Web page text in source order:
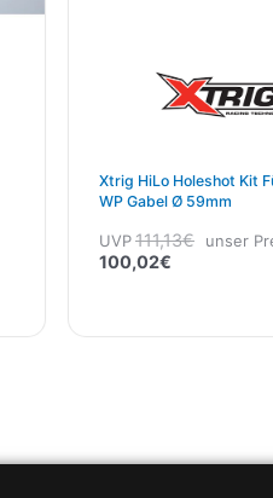
Xtrig HiLo Holeshot Kit
WP Gabel Ø 59mm
UVP111,13€ unser
100,02€